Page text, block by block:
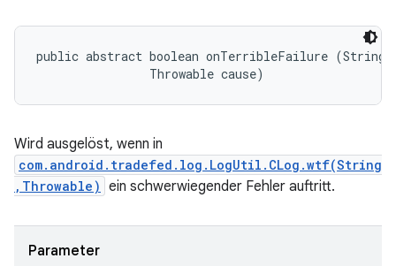
public abstract boolean onTerribleFailure
                Throwable cause)
Wird ausgelöst, wenn in
com.android.tradefed.log.LogUtil.CLog.wtf(String
,Throwable) ein schwerwiegender Fehler auftritt.
Parameter